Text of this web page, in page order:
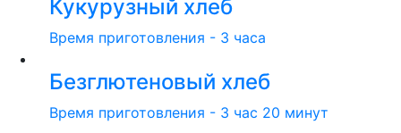
Кукурузный хлеб
Время приготовления - 3 часа
Безглютеновый хлеб
Время приготовления - 3 час 20 минут